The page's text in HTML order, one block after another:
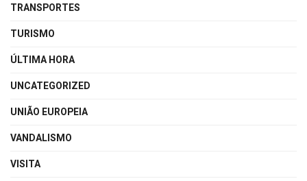
TRANSPORTES
TURISMO
ÚLTIMA HORA
UNCATEGORIZED
UNIÃO EUROPEIA
VANDALISMO
VISITA